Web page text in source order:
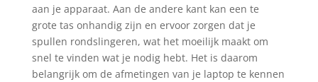
aan je apparaat. Aan de andere kant kan een te
grote tas onhandig zijn en ervoor zorgen dat je
spullen rondslingeren, wat het moeilijk maakt om
snel te vinden wat je nodig hebt. Het is daarom
belangrijk om de afmetingen van je laptop te kennen